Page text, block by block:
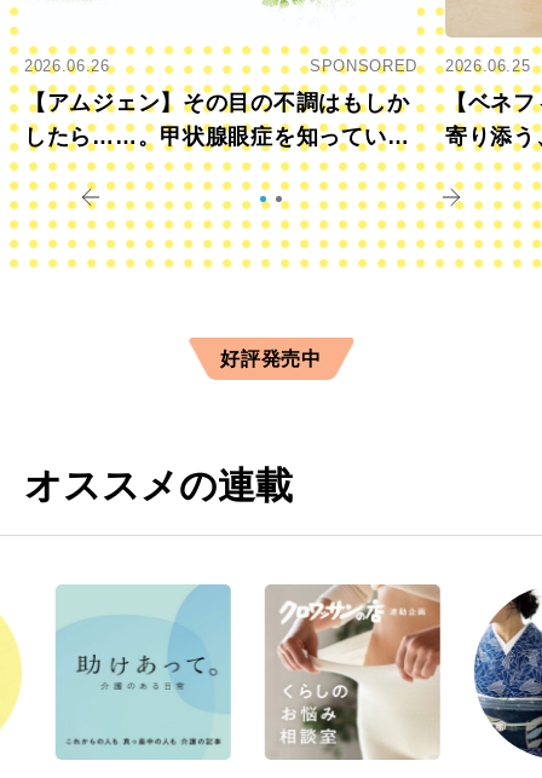
2026.06.26 SPONSORED
【アムジェン】その目の不調はもしか
したら……。甲状腺眼症を知っていま
すか？
2026.06.25
【ベネフ
寄り添う
きに
好評発売中
オススメの連載